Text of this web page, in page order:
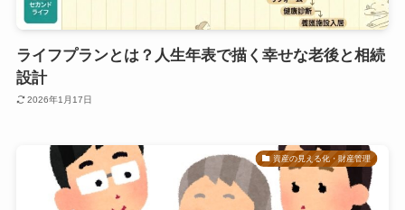
ライフプランとは？人生年表で描く幸せな老後と相続
設計
2026年1月17日
資産の見える化・財産管理